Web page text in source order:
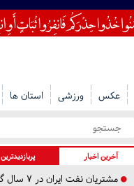
عکس ورزشی استان ها
آخرین اخبار پربازدیدترین
مشتریان نفت ایران در ۷ سال گذشته +فیلم